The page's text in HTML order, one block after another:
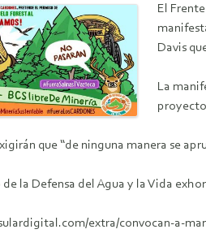
El
Davis
La
proyecto
que “de ninguna manera se
de la Defensa del Agua y la Vida
extra/convocan-a-